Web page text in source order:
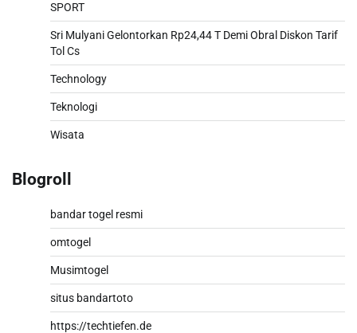
SPORT
Sri Mulyani Gelontorkan Rp24,44 T Demi Obral Diskon Tarif
Tol Cs
Technology
Teknologi
Wisata
Blogroll
bandar togel resmi
omtogel
Musimtogel
situs bandartoto
https://techtiefen.de